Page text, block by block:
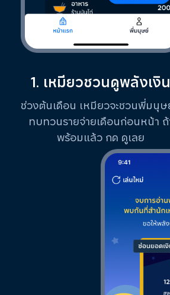
1. เหมียวชวนดูพลังเงิน
ช่วงต้นเดือน เหมียวจะชวนพี่มนุ
ทบทวนรายจ่ายเดือนก่อนหน้า ถ้
พร้อมแล้ว กด ดูเลย